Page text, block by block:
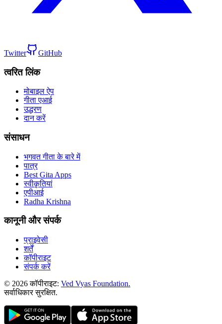
Twitter GitHub
त्वरित लिंक
मोबाइल ऐप
गीता एआई
उद्धरण
दान करें
संसाधन
भगवत गीता के बारे में
पात्र
Best Gita Apps
स्वीकृतियां
एपीआई
Radha Krishna
कानूनी और संपर्क
प्राइवेसी
शर्तें
कॉपीराइट
संपर्क करें
© 2026 कॉपीराइट: Ved Vyas Foundation.
सर्वाधिकार सुरक्षित.